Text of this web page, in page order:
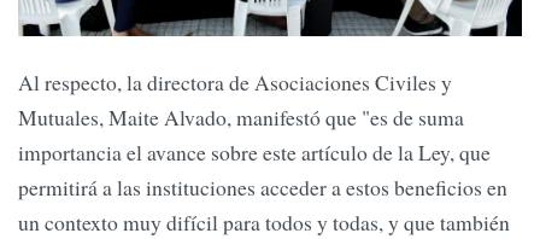
Al respecto, la directora de Asociaciones Civiles y
Mutuales, Maite Alvado, manifestó que "es de suma
importancia el avance sobre este artículo de la Ley, que
permitirá a las instituciones acceder a estos beneficios en
un contexto muy difícil para todos y todas, y que también